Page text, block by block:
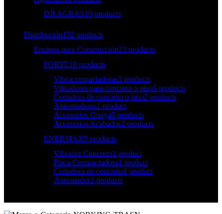
DJI AGRAS10 products
Distribución152 products
Equipos para Construcción23 products
FORTE18 products
Vibrocompactadoras3 products
Vibradores para concreto o piso5 products
Cortadora de concreto o piso2 products
Apisonadores1 product
Accesorios Guaya5 products
Accesorios Acabados2 products
ENERMAX5 products
Vibrador Concreto1 product
Placa Compactadora1 product
Cortadora de concreto1 product
Apisonador2 products